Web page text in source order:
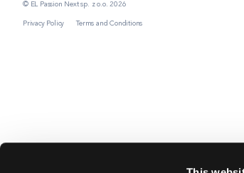
© EL Passion Next sp. z o.o. 2026
Privacy Policy Terms and Conditions